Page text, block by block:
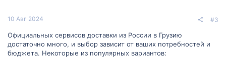
10 Авг 2024 #3
Официальных сервисов доставки из России в Грузию
достаточно много, и выбор зависит от ваших потребностей и
бюджета. Некоторые из популярных вариантов: